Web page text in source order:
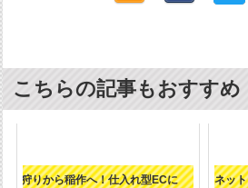
こちらの記事もおすすめ
狩りから稲作へ！仕入れ型ECに
ネッ